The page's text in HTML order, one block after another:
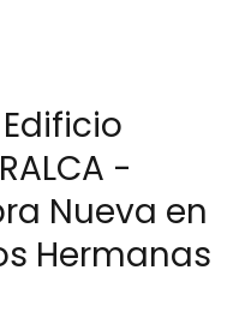
-
Nueva en
Hermanas